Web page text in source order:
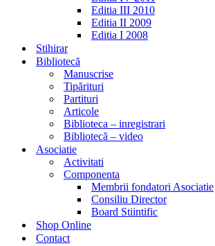
Editia III 2010
Editia II 2009
Editia I 2008
Stihirar
Bibliotecă
Manuscrise
Tipărituri
Partituri
Articole
Biblioteca – inregistrari
Bibliotecă – video
Asociatie
Activitati
Componenta
Membrii fondatori Asociatie
Consiliu Director
Board Stiintific
Shop Online
Contact